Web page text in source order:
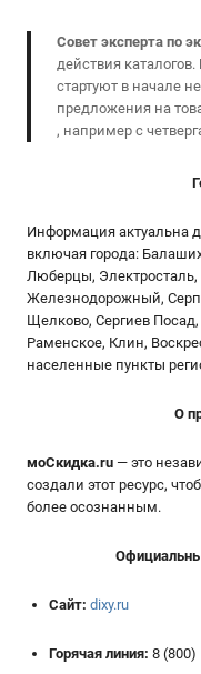
Совет эксперта по
действия
стартуют в начале
предложения на
, например с
Информация актуальна
включая города:
Люберцы,
Железнодорожный,
Щелково, Сергиев
Раменское, Клин,
населенные пункты
О
моСкидка.ru — это
создали этот ресурс,
более осознанным.
Сайт: dixy.ru
Горячая линия: 8 (800)